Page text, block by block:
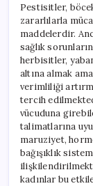
Pestisitler,
zararlılarla
maddelerdir.
sağlık
herbisitler,
altına almak
verimliliği
tercih
vücuduna
talimatlarına
maruziyet,
bağışıklık
kadınlar bu